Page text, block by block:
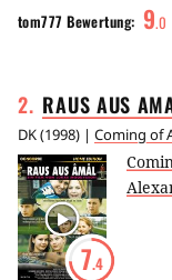
tom777 Bewertung: 9.0
2. RAUS AUS
DK(1998) | Coming of
7.4